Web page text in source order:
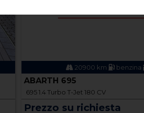
20900 km benzina
ABARTH 695
695 1.4 Turbo T-Jet 180 CV
Prezzo su richiesta